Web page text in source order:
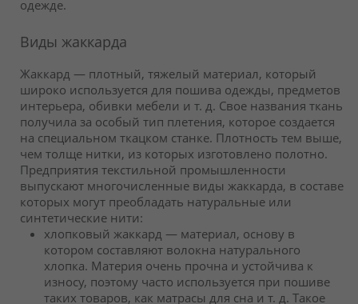
одежде.
Виды жаккарда
Жаккард — плотный, тяжелый материал, который
широко используется для пошива одежды, предметов
интерьера, обивки мебели и т. д. Свое названия ткань
получила за особый тип плетения, которое создается
на специальном ткацком станке. Плотность тем выше,
чем толще нитки, из которых изготовлено полотно.
Предприятия текстильной промышленности
выпускают многочисленные виды жаккарда, в составе
которых могут преобладать натуральные или
синтетические нити:
хлопковый жаккард — материал, основу в
котором составляют волокна натурального
хлопка. Материя очень прочна и устойчива к
износу, поэтому часто используется при пошиве
таких товаров, как матрасы для сна и т. д. Такое